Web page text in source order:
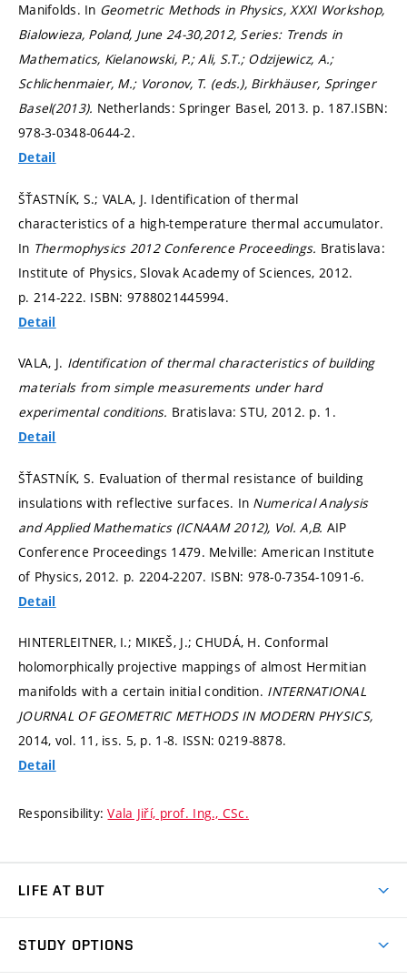
Manifolds. In Geometric Methods in Physics, XXXI Workshop,
Bialowieza, Poland, June 24-30,2012, Series: Trends in
Mathematics, Kielanowski, P.; Ali, S.T.; Odzijewicz, A.;
Schlichenmaier, M.; Voronov, T. (eds.), Birkhäuser, Springer
Basel(2013). Netherlands: Springer Basel, 2013. p. 187.ISBN:
978-3-0348-0644-2.
Detail
ŠŤASTNÍK, S.; VALA, J. Identification of thermal
characteristics of a high-temperature thermal accumulator.
In Thermophysics 2012 Conference Proceedings. Bratislava:
Institute of Physics, Slovak Academy of Sciences, 2012.
p. 214-222. ISBN: 9788021445994.
Detail
VALA, J. Identification of thermal characteristics of building
materials from simple measurements under hard
experimental conditions. Bratislava: STU, 2012. p. 1.
Detail
ŠŤASTNÍK, S. Evaluation of thermal resistance of building
insulations with reflective surfaces. In Numerical Analysis
and Applied Mathematics (ICNAAM 2012), Vol. A,B. AIP
Conference Proceedings 1479. Melville: American Institute
of Physics, 2012. p. 2204-2207. ISBN: 978-0-7354-1091-6.
Detail
HINTERLEITNER, I.; MIKEŠ, J.; CHUDÁ, H. Conformal
holomorphically projective mappings of almost Hermitian
manifolds with a certain initial condition. INTERNATIONAL
JOURNAL OF GEOMETRIC METHODS IN MODERN PHYSICS,
2014, vol. 11, iss. 5, p. 1-8. ISSN: 0219-8878.
Detail
Responsibility:Vala Jiří, prof. Ing., CSc.
LIFE AT BUT
STUDY OPTIONS